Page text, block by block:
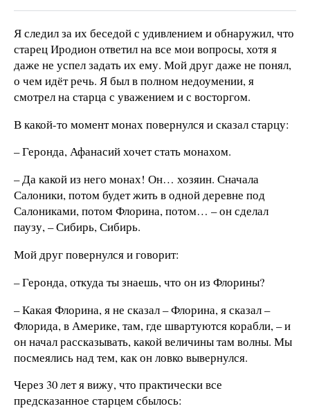
Я следил за их беседой с удивлением и обнаружил, что
старец Иродион ответил на все мои вопросы, хотя я
даже не успел задать их ему. Мой друг даже не понял,
о чем идёт речь. Я был в полном недоумении, я
смотрел на старца с уважением и с восторгом.
В какой-то момент монах повернулся и сказал старцу:
– Геронда, Афанасий хочет стать монахом.
– Да какой из него монах! Он… хозяин. Сначала
Салоники, потом будет жить в одной деревне под
Салониками, потом Флорина, потом… – он сделал
паузу, – Сибирь, Сибирь.
Мой друг повернулся и говорит:
– Геронда, откуда ты знаешь, что он из Флорины?
– Какая Флорина, я не сказал – Флорина, я сказал –
Флорида, в Америке, там, где швартуются корабли, – и
он начал рассказывать, какой величины там волны. Мы
посмеялись над тем, как он ловко вывернулся.
Через 30 лет я вижу, что практически все
предсказанное старцем сбылось: